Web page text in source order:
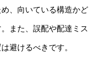
、向いている構造かど
また、誤配や配達ミス
避けるべきです。